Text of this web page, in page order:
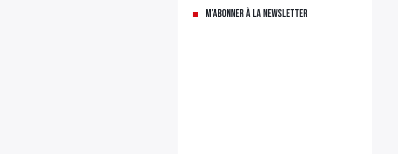
M’abonner à la newsletter